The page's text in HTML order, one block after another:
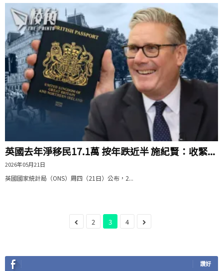
英國去年淨移民17.1萬 按年跌近半 施紀賢：收緊...
2026年05月21日
英國國家統計局（ONS）周四（21日）公布，2...
2 3 4
讚好